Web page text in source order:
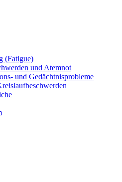
(Fatigue)
und Atemnot
und Gedächtnisprobleme